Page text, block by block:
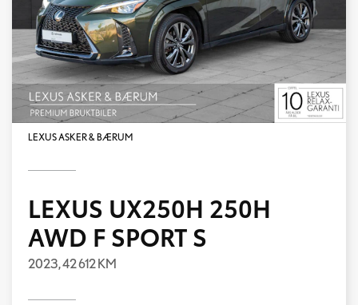
LEXUS ASKER & BÆRUM
LEXUS UX250H 250H
AWD F SPORT S
2023,42 612 KM